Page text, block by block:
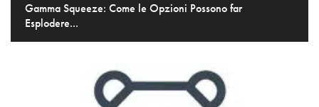
Gamma Squeeze: Come le Opzioni Possono far
Esplodere...